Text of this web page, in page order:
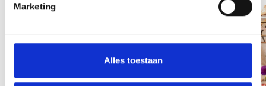
Marketing
Alles toestaan